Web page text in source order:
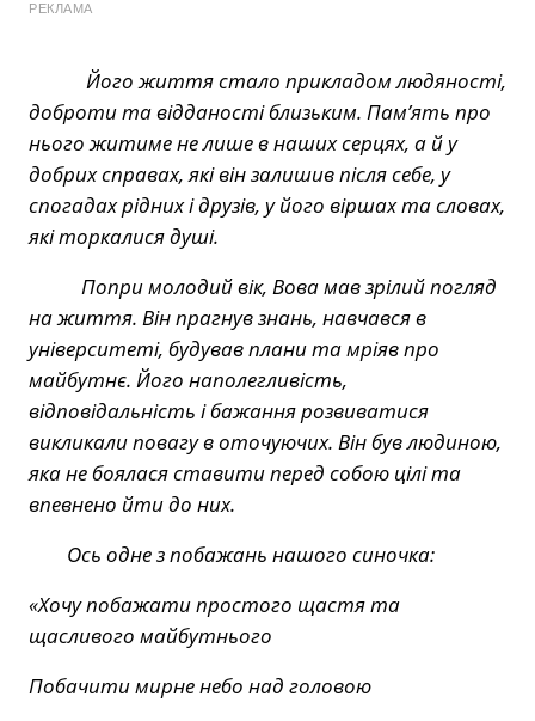
РЕКЛАМА
Його життя стало прикладом людяності,
доброти та відданості близьким. Пам’ять про
нього житиме не лише в наших серцях, а й у
добрих справах, які він залишив після себе, у
спогадах рідних і друзів, у його віршах та словах,
які торкалися душі.
Попри молодий вік, Вова мав зрілий погляд
на життя. Він прагнув знань, навчався в
університеті, будував плани та мріяв про
майбутнє. Його наполегливість,
відповідальність і бажання розвиватися
викликали повагу в оточуючих. Він був людиною,
яка не боялася ставити перед собою цілі та
впевнено йти до них.
Ось одне з побажань нашого синочка:
«Хочу побажати простого щастя та
щасливого майбутнього
Побачити мирне небо над головою